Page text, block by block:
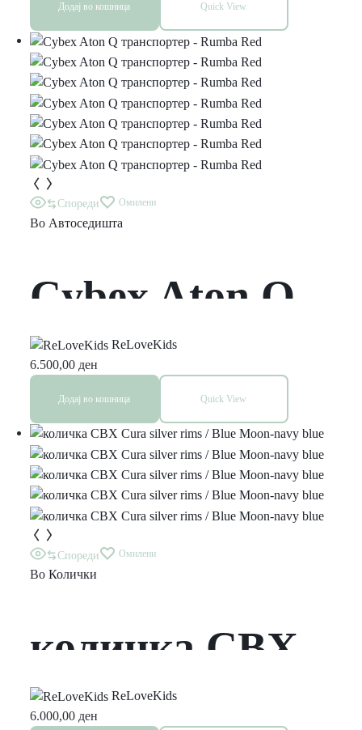
Додај во кошница Quick View
Спореди Омилени
Во Автоседишта
Cybex Aton Q
транспортер –
Rumba Red
ReLoveKids
6.500,00 ден
Додај во кошница Quick View
Спореди Омилени
Во Колички
количка CBX
Cura silver rims
ReLoveKids
6.000,00 ден